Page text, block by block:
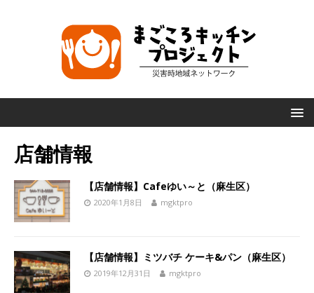
店舗情報
【店舗情報】Cafeゆい～と（麻生区）
2020年1月8日 mgktpro
【店舗情報】ミツバチ ケーキ&パン（麻生区）
2019年12月31日 mgktpro